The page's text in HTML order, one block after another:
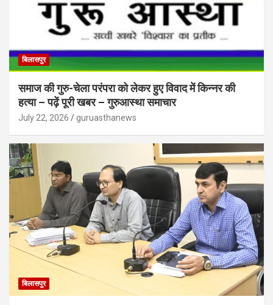
बिलासपुर
समाज की गुरु-चेला परंपरा को लेकर हुए विवाद में किन्नर की
हत्या – पढ़ें पूरी खबर – गुरुआस्था समाचार
July 22, 2026 guruasthanews
बिलासपुर